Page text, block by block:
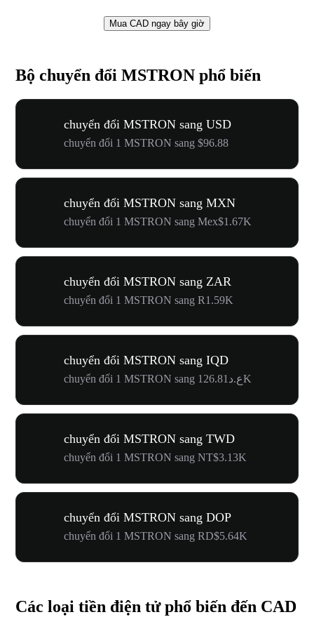
Mua CAD ngay bây giờ
Bộ chuyển đổi MSTRON phổ biến
chuyển đổi MSTRON sang USD
chuyển đổi 1 MSTRON sang $96.88
chuyển đổi MSTRON sang MXN
chuyển đổi 1 MSTRON sang Mex$1.67K
chuyển đổi MSTRON sang ZAR
chuyển đổi 1 MSTRON sang R1.59K
chuyển đổi MSTRON sang IQD
chuyển đổi 1 MSTRON sang ع.د126.81K
chuyển đổi MSTRON sang TWD
chuyển đổi 1 MSTRON sang NT$3.13K
chuyển đổi MSTRON sang DOP
chuyển đổi 1 MSTRON sang RD$5.64K
Các loại tiền điện tử phổ biến đến CAD